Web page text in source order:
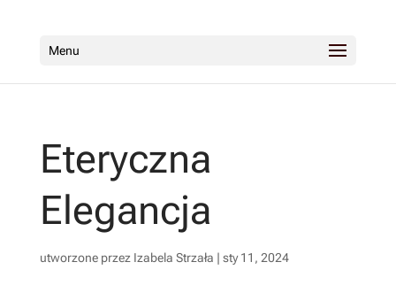
Menu
Eteryczna
Elegancja
utworzone przez Izabela Strzała | sty 11, 2024